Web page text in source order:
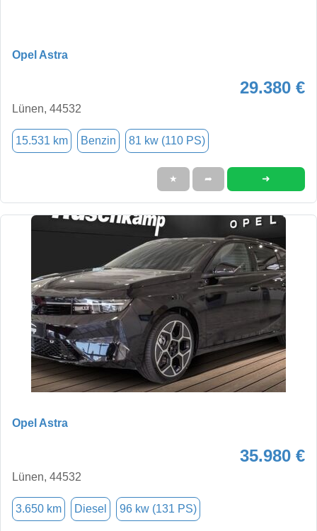
Opel Astra
29.380 €
Lünen, 44532
15.531 km Benzin 81 kw (110 PS)
★ ➦ ➜
Opel Astra
35.980 €
Lünen, 44532
3.650 km Diesel 96 kw (131 PS)